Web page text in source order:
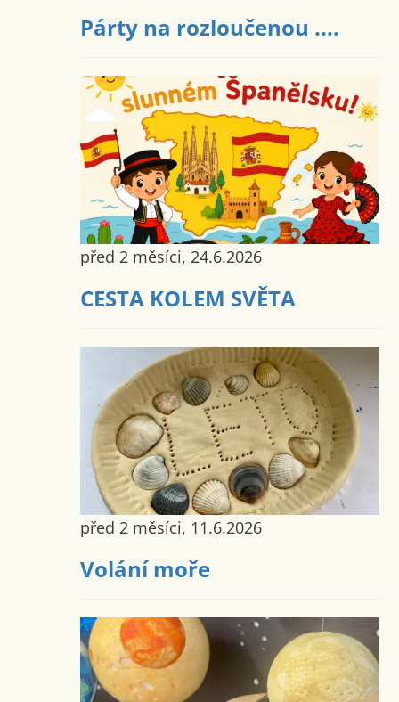
Párty na rozloučenou ....
před 2 měsíci, 24.6.2026
CESTA KOLEM SVĚTA
před 2 měsíci, 11.6.2026
Volání moře